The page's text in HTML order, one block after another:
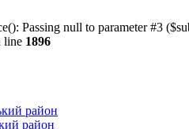
Passing null to parameter #3
line 1896
район
район